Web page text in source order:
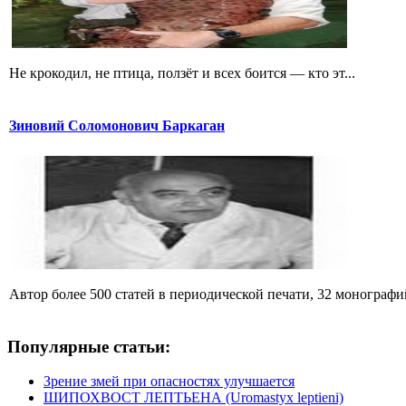
Не крокодил, не птица, ползёт и всех боится — кто эт...
Зиновий Соломонович Баркаган
Автор более 500 статей в периодической печати, 32
Популярные статьи:
Зрение змей при опасностях улучшается
ШИПОХВОСТ ЛЕПТЬЕНА (Uromastyx leptieni)